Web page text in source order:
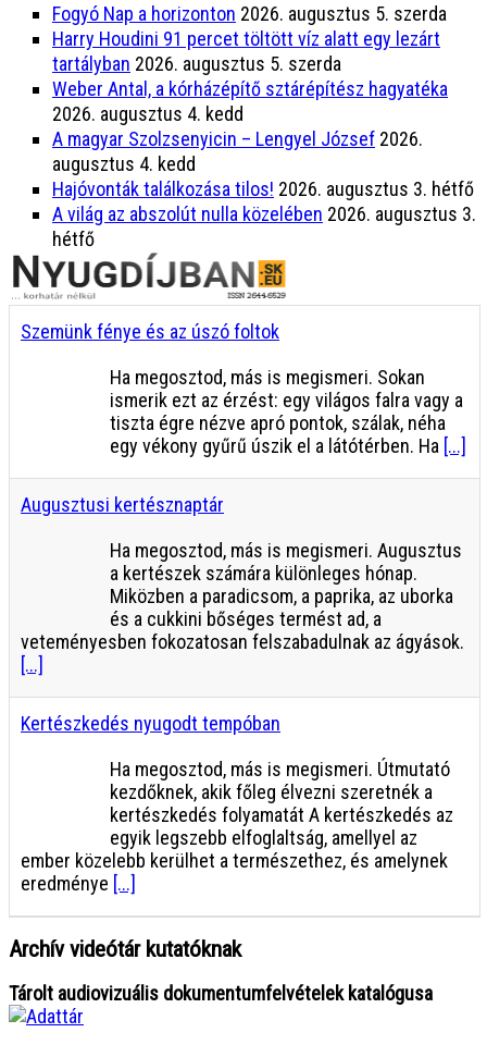
Fogyó Nap a horizonton 2026. augusztus 5. szerda
Harry Houdini 91 percet töltött víz alatt egy lezárt
tartályban 2026. augusztus 5. szerda
Weber Antal, a kórházépítő sztárépítész hagyatéka
2026. augusztus 4. kedd
A magyar Szolzsenyicin – Lengyel József 2026.
augusztus 4. kedd
Hajóvonták találkozása tilos! 2026. augusztus 3. hétfő
A világ az abszolút nulla közelében 2026. augusztus 3.
hétfő
Szemünk fénye és az úszó foltok
Ha megosztod, más is megismeri. Sokan
ismerik ezt az érzést: egy világos falra vagy a
tiszta égre nézve apró pontok, szálak, néha
egy vékony gyűrű úszik el a látótérben. Ha [...]
Augusztusi kertésznaptár
Ha megosztod, más is megismeri. Augusztus
a kertészek számára különleges hónap.
Miközben a paradicsom, a paprika, az uborka
és a cukkini bőséges termést ad, a
veteményesben fokozatosan felszabadulnak az ágyások.
[...]
Kertészkedés nyugodt tempóban
Ha megosztod, más is megismeri. Útmutató
kezdőknek, akik főleg élvezni szeretnék a
kertészkedés folyamatát A kertészkedés az
egyik legszebb elfoglaltság, amellyel az
ember közelebb kerülhet a természethez, és amelynek
eredménye [...]
Archív videótár kutatóknak
Tárolt audiovizuális dokumentumfelvételek katalógusa